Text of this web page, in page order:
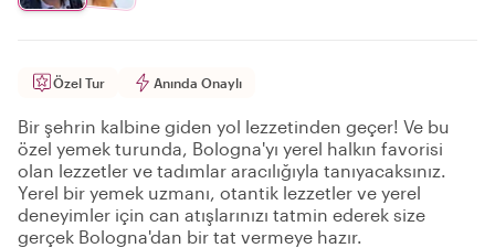
Özel Tur Anında Onaylı
Bir şehrin kalbine giden yol lezzetinden geçer! Ve bu
özel yemek turunda, Bologna'yı yerel halkın favorisi
olan lezzetler ve tadımlar aracılığıyla tanıyacaksınız.
Yerel bir yemek uzmanı, otantik lezzetler ve yerel
deneyimler için can atışlarınızı tatmin ederek size
gerçek Bologna'dan bir tat vermeye hazır.